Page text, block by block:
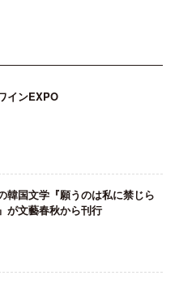
インEXPO
韓国文学『願うのは私に禁じら
が文藝春秋から刊行